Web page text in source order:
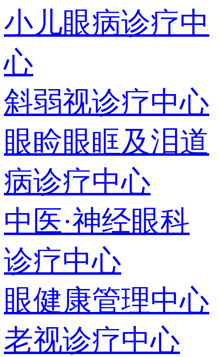
小儿眼病诊疗中
心
斜弱视诊疗中心
眼睑眼眶及泪道
病诊疗中心
中医·神经眼科
诊疗中心
眼健康管理中心
老视诊疗中心